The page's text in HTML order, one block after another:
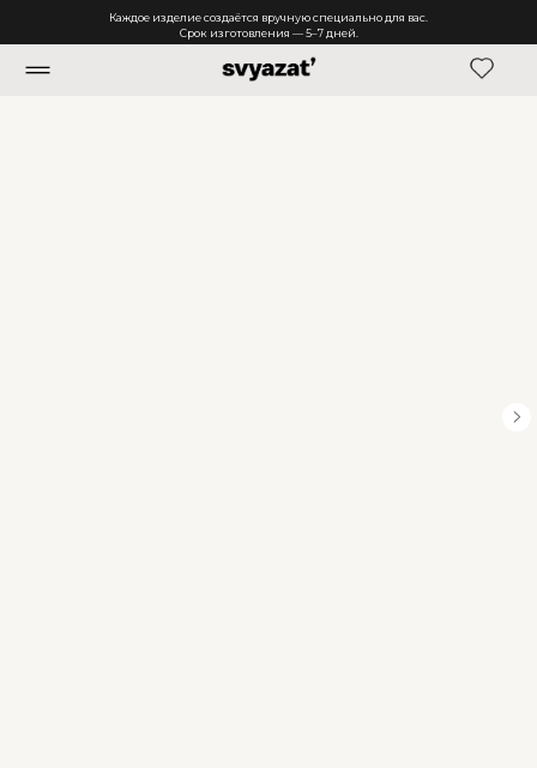
Каждое изделие создаётся вручную специально для вас.
Срок изготовления — 5–7 дней.